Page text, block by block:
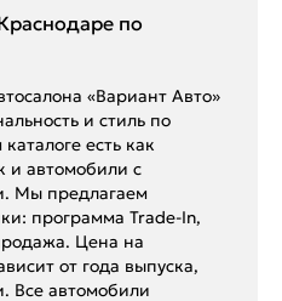
по
«Вариант Авто»
и стиль по
есть как
и автомобили с
Мы предлагаем
программа Trade-In,
Цена на
от года выпуска,
Все автомобили